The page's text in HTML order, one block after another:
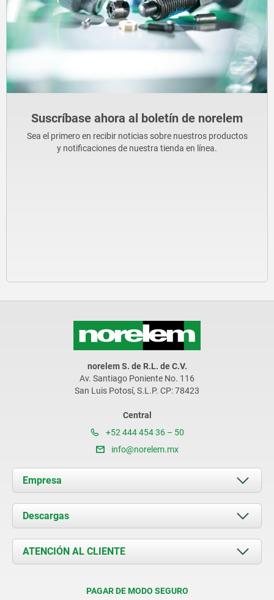
Suscríbase ahora al boletín de norelem
Sea el primero en recibir noticias sobre nuestros productos
y notificaciones de nuestra tienda en línea.
norelem S. de R.L. de C.V.
Av. Santiago Poniente No. 116
San Luis Potosí, S.L.P. CP: 78423
Central
+52 444 454 36 – 50
info@norelem.mx
Empresa
Acerca de nosotros
Novedades
Contacto
Descargas
Documents
ATENCIÓN AL CLIENTE
PAGAR DE MODO SEGURO